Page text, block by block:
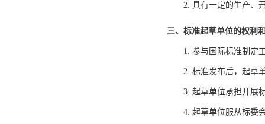
2. 具有一定的生产、
三、标准起草单位的权利
1. 参与国际标准制定
2. 标准发布后，起草
3. 起草单位承担开展
4. 起草单位服从标委